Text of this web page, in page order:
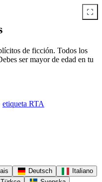
de ficción. Todos los
ser mayor de edad en tu
etiqueta RTA
Deutsch
Italiano